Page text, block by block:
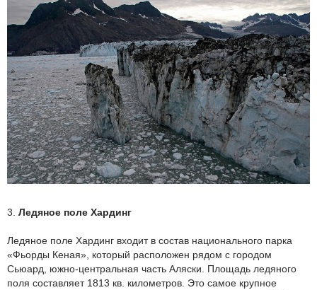
3. Ледяное поле Хардинг
Ледяное поле Хардинг входит в состав национального парка
«Фьорды Кеная», который расположен рядом с городом
Сьюард, южно-центральная часть Аляски. Площадь ледяного
поля составляет 1813 кв. километров. Это самое крупное